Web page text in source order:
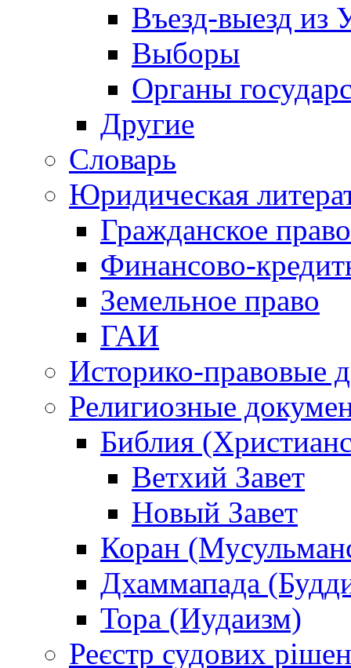
Въезд-выезд из
Выборы
Органы
Другие
Словарь
Юридическая
Гражданское право
Финансово-
Земельное право
ГАИ
Историко-правовые
Религиозные
Библия
Ветхий Завет
Новый Завет
Коран
Дхаммапада
Тора (Иудаизм)
Реєстр судових